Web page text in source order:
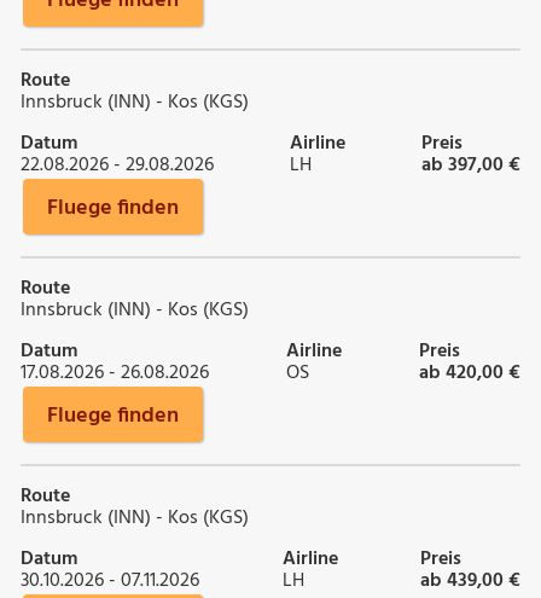
Route
Innsbruck (INN) - Kos (KGS)
Datum
22.08.2026 - 29.08.2026
Airline
LH
Preis
ab 397,00 €
Fluege finden
Route
Innsbruck (INN) - Kos (KGS)
Datum
17.08.2026 - 26.08.2026
Airline
OS
Preis
ab 420,00 €
Fluege finden
Route
Innsbruck (INN) - Kos (KGS)
Datum
30.10.2026 - 07.11.2026
Airline
LH
Preis
ab 439,00 €